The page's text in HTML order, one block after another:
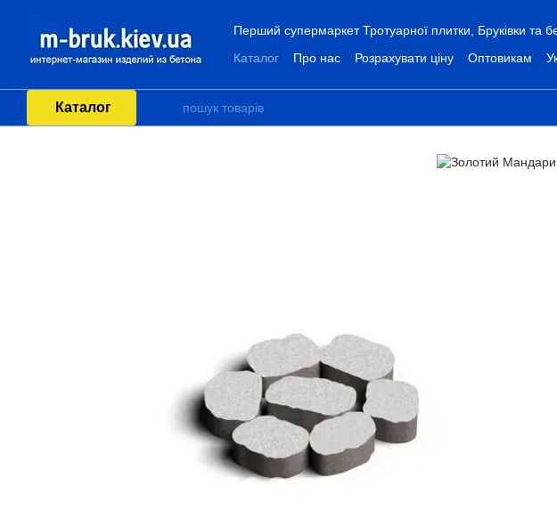
Перший супермаркет Тротуарної плитки, Бруківки та
Каталог
Про нас Розрахувати ціну Оптовикам
Каталог